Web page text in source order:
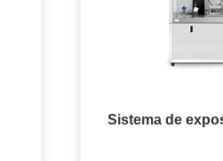
Sistema de